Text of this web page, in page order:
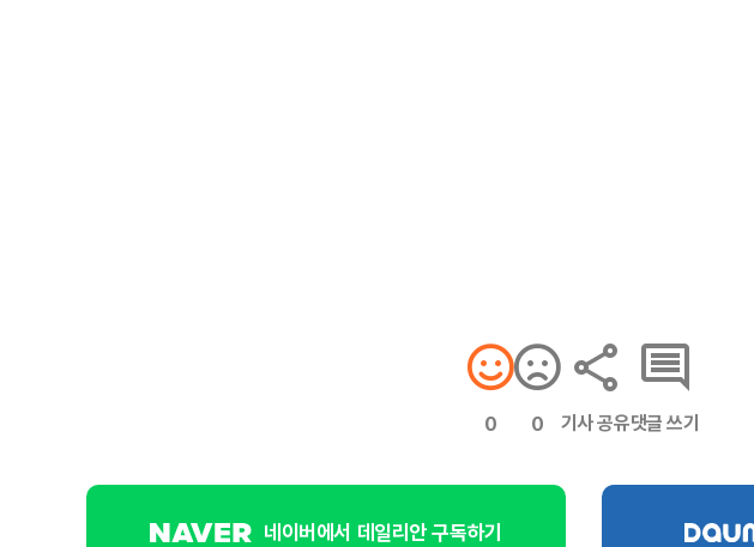
0 0 기사 공유댓글 쓰기
네이버에서 데일리안 구독하기